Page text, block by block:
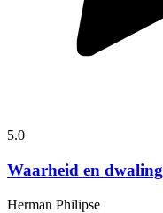
5.0
Waarheid en dwaling
Herman Philipse